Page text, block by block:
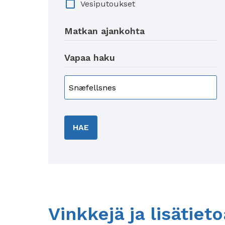
Vesiputoukset
Matkan ajankohta
Vapaa haku
HAE
Vinkkejä ja